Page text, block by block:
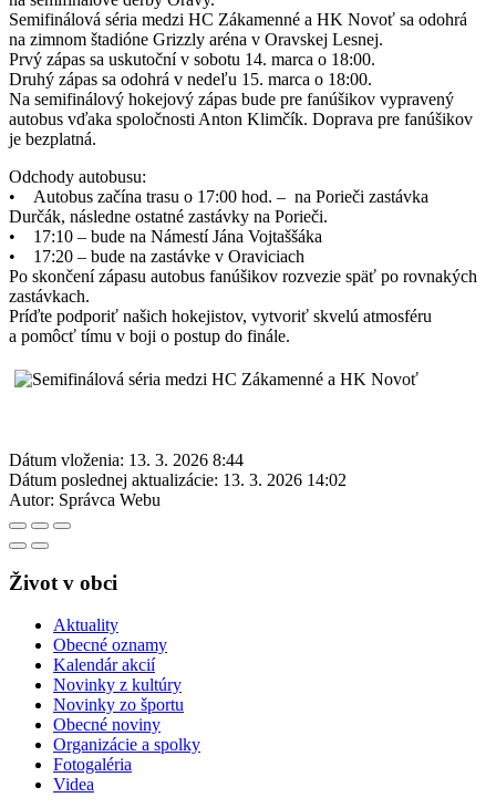
Semifinálová séria medzi HC Zákamenné a HK Novoť sa odohrá
na zimnom štadióne Grizzly aréna v Oravskej Lesnej.
Prvý zápas sa uskutoční v sobotu 14. marca o 18:00.
Druhý zápas sa odohrá v nedeľu 15. marca o 18:00.
Na semifinálový hokejový zápas bude pre fanúšikov vypravený
autobus vďaka spoločnosti Anton Klimčík. Doprava pre fanúšikov
je bezplatná.
Odchody autobusu:
• Autobus začína trasu o 17:00 hod. – na Porieči zastávka
Durčák, následne ostatné zastávky na Porieči.
• 17:10 – bude na Námestí Jána Vojtaššáka
• 17:20 – bude na zastávke v Oraviciach
Po skončení zápasu autobus fanúšikov rozvezie späť po rovnakých
zastávkach.
Príďte podporiť našich hokejistov, vytvoriť skvelú atmosféru
a pomôcť tímu v boji o postup do finále.
Dátum vloženia: 13. 3. 2026 8:44
Dátum poslednej aktualizácie: 13. 3. 2026 14:02
Autor: Správca Webu
Život v obci
Aktuality
Obecné oznamy
Kalendár akcií
Novinky z kultúry
Novinky zo športu
Obecné noviny
Organizácie a spolky
Fotogaléria
Videa